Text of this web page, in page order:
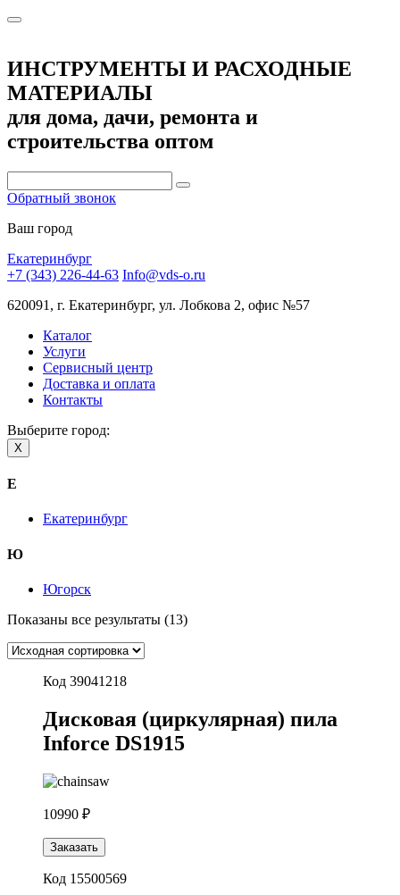
ИНСТРУМЕНТЫ И РАСХОДНЫЕ
МАТЕРИАЛЫ
для дома, дачи, ремонта и
строительства оптом
Обратный звонок
Ваш город
Екатеринбург
+7 (343) 226-44-63 Info@vds-o.ru
620091, г. Екатеринбург, ул. Лобкова 2, офис №57
Каталог
Услуги
Сервисный центр
Доставка и оплата
Контакты
Выберите город:
X
Е
Екатеринбург
Ю
Югорск
Показаны все результаты (13)
Код 39041218
Дисковая (циркулярная) пила
Inforce DS1915
10990 ₽
Заказать
Код 15500569